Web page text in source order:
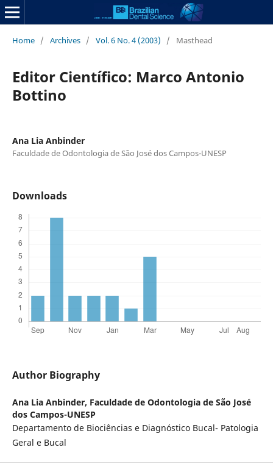
Home / Archives / Vol. 6 No. 4 (2003) / Masthead
Editor Científico: Marco Antonio
Bottino
Ana Lia Anbinder
Faculdade de Odontologia de São José dos Campos-UNESP
Downloads
Author Biography
Ana Lia Anbinder, Faculdade de Odontologia de São José
dos Campos-UNESP
Departamento de Biociências e Diagnóstico Bucal- Patologia
Geral e Bucal